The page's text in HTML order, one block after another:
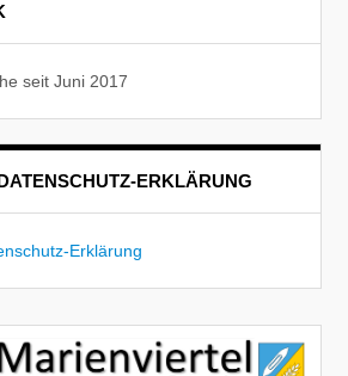
seit Juni 2017
ERKLÄRUNG
Erklärung